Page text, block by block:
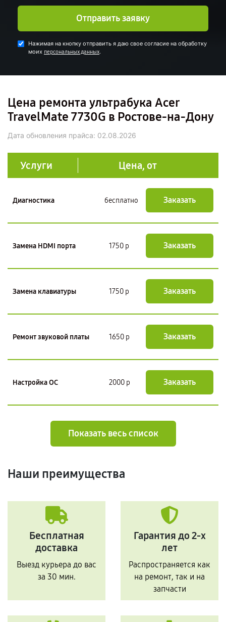
Отправить заявку
Нажимая на кнопку отправить я даю свое согласие на обработку
моих персональных данных.
Цена ремонта ультрабука Acer
TravelMate 7730G в Ростове-на-Дону
Дата обновления прайса: 02.08.2026
Услуги Цена, от
Диагностика бесплатно Заказать
Замена HDMI порта 1750 р Заказать
Замена клавиатуры 1750 р Заказать
Ремонт звуковой платы 1650 р Заказать
Настройка ОС 2000 р Заказать
Показать весь список
Наши преимущества
Бесплатная
доставка
Выезд курьера до вас
за 30 мин.
Гарантия до 2-х
лет
Распространяется как
на ремонт, так и на
запчасти